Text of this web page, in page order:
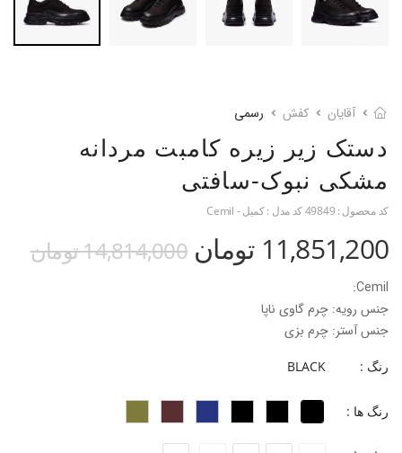
آقایان کفش رسمی
دستک زیر زیره کامبت مردانه
مشکی نبوک-سافتی
کد محصول : 49849کد مدل :کمیل - Cemil
11,851,200 تومان 14,814,000 تومان
Cemil:
جنس رویه: چرم گاوی ناپا
جنس آستر: چرم بزی
جنس زیره: EVA
فرم قالب: نوک گرد‌ با پنجه پهن
پاخور: سایز همیشگی خود را انتخاب کنید
رنگ : BLACK
رنگ ها :